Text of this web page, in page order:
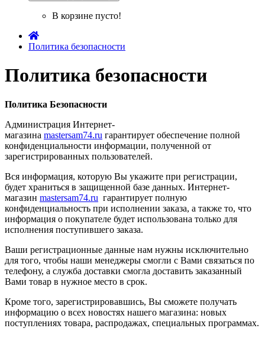
В корзине пусто!
Политика безопасности
Политика безопасности
Политика Безопасности
Администрация Интернет-
магазина mastersam74.ru гарантирует обеспечение полной
конфиденциальности информации, полученной от
зарегистрированных пользователей.
Вся информация, которую Вы укажите при регистрации,
будет храниться в защищенной базе данных. Интернет-
магазин mastersam74.ru гарантирует полную
конфиденциальность при исполнении заказа, а также то, что
информация о покупателе будет использована только для
исполнения поступившего заказа.
Ваши регистрационные данные нам нужны исключительно
для того, чтобы наши менеджеры смогли с Вами связаться по
телефону, а служба доставки смогла доставить заказанный
Вами товар в нужное место в срок.
Кроме того, зарегистрировавшись, Вы сможете получать
информацию о всех новостях нашего магазина: новых
поступлениях товара, распродажах, специальных программах.